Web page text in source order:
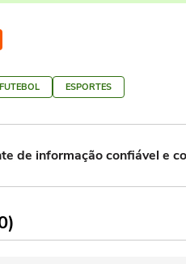
FUTEBOL ESPORTES
de informação confiável e